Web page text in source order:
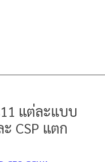
แต่ละแบบ
ะ CSP แตก